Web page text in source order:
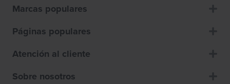
Marcas populares
Páginas populares
Atención al cliente
Sobre nosotros